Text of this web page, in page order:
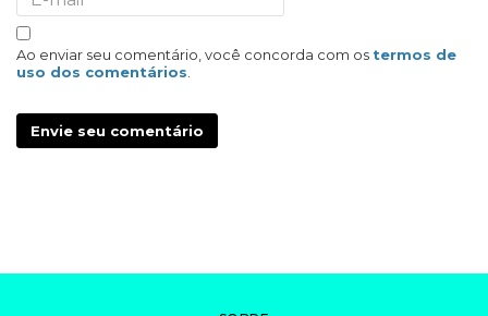
Ao enviar seu comentário, você concorda com os termos de
uso dos comentários
Envie seu comentário